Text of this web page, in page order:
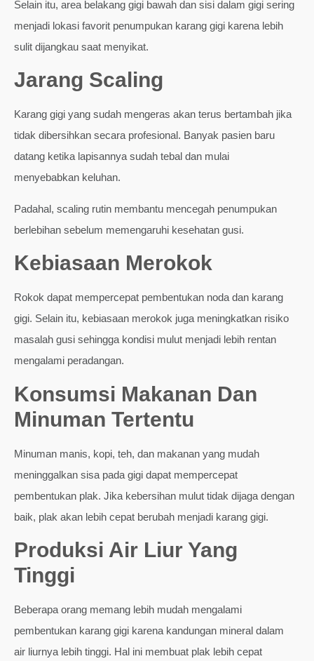
Selain itu, area belakang gigi bawah dan sisi dalam gigi sering
menjadi lokasi favorit penumpukan karang gigi karena lebih
sulit dijangkau saat menyikat.
Jarang Scaling
Karang gigi yang sudah mengeras akan terus bertambah jika
tidak dibersihkan secara profesional. Banyak pasien baru
datang ketika lapisannya sudah tebal dan mulai
menyebabkan keluhan.
Padahal, scaling rutin membantu mencegah penumpukan
berlebihan sebelum memengaruhi kesehatan gusi.
Kebiasaan Merokok
Rokok dapat mempercepat pembentukan noda dan karang
gigi. Selain itu, kebiasaan merokok juga meningkatkan risiko
masalah gusi sehingga kondisi mulut menjadi lebih rentan
mengalami peradangan.
Konsumsi Makanan Dan
Minuman Tertentu
Minuman manis, kopi, teh, dan makanan yang mudah
meninggalkan sisa pada gigi dapat mempercepat
pembentukan plak. Jika kebersihan mulut tidak dijaga dengan
baik, plak akan lebih cepat berubah menjadi karang gigi.
Produksi Air Liur Yang
Tinggi
Beberapa orang memang lebih mudah mengalami
pembentukan karang gigi karena kandungan mineral dalam
air liurnya lebih tinggi. Hal ini membuat plak lebih cepat